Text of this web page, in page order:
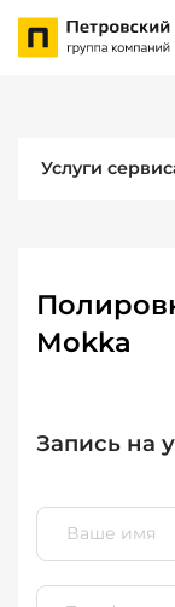
Услуги
Mokka
Запись на